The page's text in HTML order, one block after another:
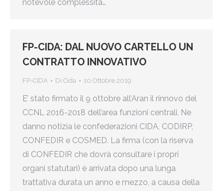
notevole complessità…
FP-CIDA: DAL NUOVO CARTELLO UN
CONTRATTO INNOVATIVO
FP-CIDA Di Cida 10 Ottobre 2019
E’ stato firmato il 9 ottobre all’Aran il rinnovo del
CCNL 2016-2018 dell’area funzioni centrali. Ne
danno notizia le confederazioni CIDA, CODIRP,
CONFEDIR e COSMED. La firma (con la riserva
di CONFEDIR che dovrà consultare i propri
organi statutari) è arrivata dopo una lunga
trattativa durata un anno e mezzo, a causa della